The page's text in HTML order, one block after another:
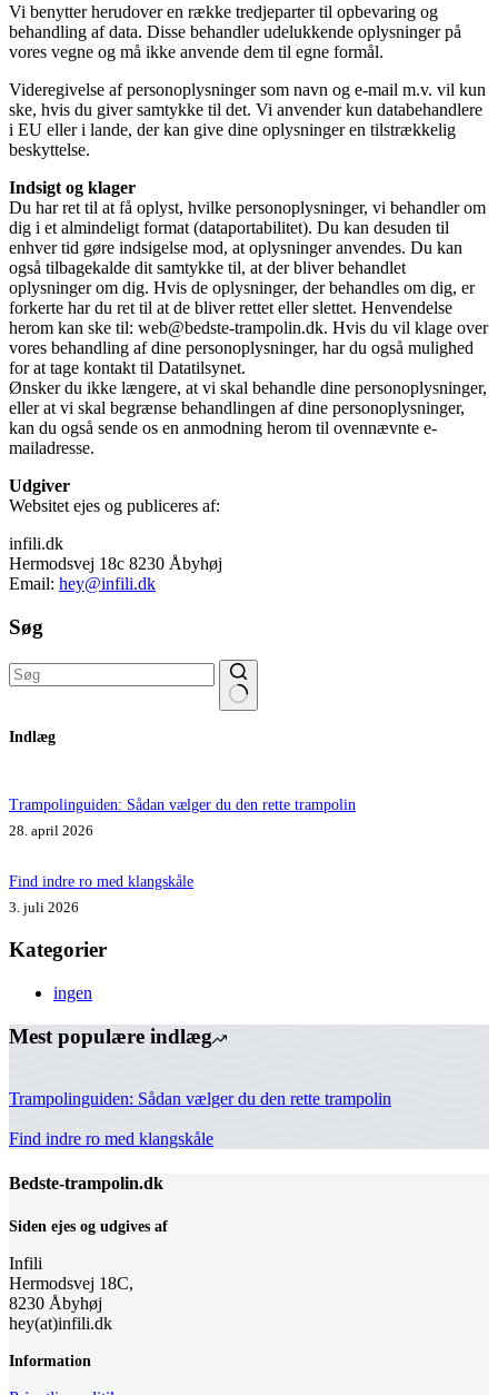
Vi benytter herudover en række tredjeparter til opbevaring og
behandling af data. Disse behandler udelukkende oplysninger på
vores vegne og må ikke anvende dem til egne formål.
Videregivelse af personoplysninger som navn og e-mail m.v. vil kun
ske, hvis du giver samtykke til det. Vi anvender kun databehandlere
i EU eller i lande, der kan give dine oplysninger en tilstrækkelig
beskyttelse.
Indsigt og klager
Du har ret til at få oplyst, hvilke personoplysninger, vi behandler om
dig i et almindeligt format (dataportabilitet). Du kan desuden til
enhver tid gøre indsigelse mod, at oplysninger anvendes. Du kan
også tilbagekalde dit samtykke til, at der bliver behandlet
oplysninger om dig. Hvis de oplysninger, der behandles om dig, er
forkerte har du ret til at de bliver rettet eller slettet. Henvendelse
herom kan ske til: web@bedste-trampolin.dk. Hvis du vil klage over
vores behandling af dine personoplysninger, har du også mulighed
for at tage kontakt til Datatilsynet.
Ønsker du ikke længere, at vi skal behandle dine personoplysninger,
eller at vi skal begrænse behandlingen af dine personoplysninger,
kan du også sende os en anmodning herom til ovennævnte e-
mailadresse.
Udgiver
Websitet ejes og publiceres af:
infili.dk
Hermodsvej 18c 8230 Åbyhøj
Email: hey@infili.dk
Søg
resultater
Indlæg
Trampolinguiden: Sådan vælger du den rette trampolin
28. april 2026
Find indre ro med klangskåle
3. juli 2026
Kategorier
ingen
Mest populære indlæg
Trampolinguiden: Sådan vælger du den rette trampolin
Find indre ro med klangskåle
Bedste-trampolin.dk
Siden ejes og udgives af
Infili
Hermodsvej 18C,
8230 Åbyhøj
hey(at)infili.dk
Information